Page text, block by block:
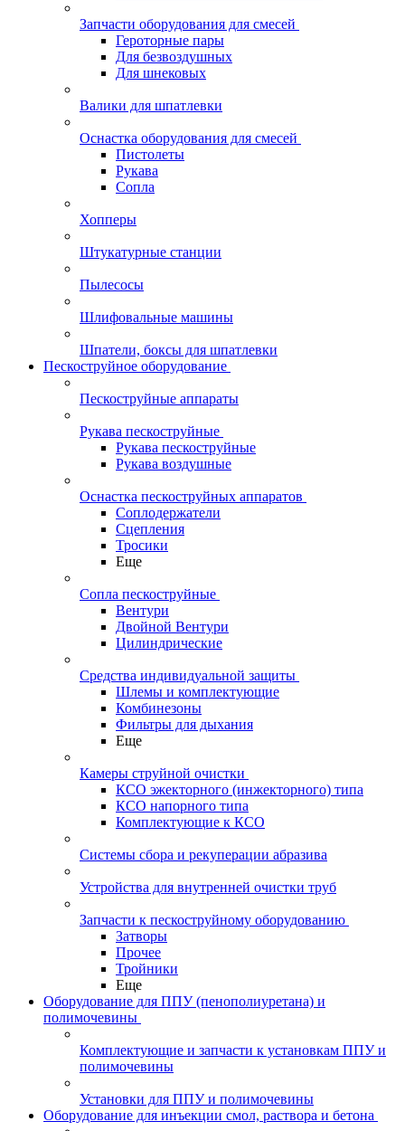
Запчасти оборудования для смесей
Героторные пары
Для безвоздушных
Для шнековых
Валики для шпатлевки
Оснастка оборудования для смесей
Пистолеты
Рукава
Сопла
Хопперы
Штукатурные станции
Пылесосы
Шлифовальные машины
Шпатели, боксы для шпатлевки
Пескоструйное оборудование
Пескоструйные аппараты
Рукава пескоструйные
Рукава пескоструйные
Рукава воздушные
Оснастка пескоструйных аппаратов
Соплодержатели
Сцепления
Тросики
Еще
Сопла пескоструйные
Вентури
Двойной Вентури
Цилиндрические
Средства индивидуальной защиты
Шлемы и комплектующие
Комбинезоны
Фильтры для дыхания
Еще
Камеры струйной очистки
КСО эжекторного (инжекторного) типа
КСО напорного типа
Комплектующие к КСО
Системы сбора и рекуперации абразива
Устройства для внутренней очистки труб
Запчасти к пескоструйному оборудованию
Затворы
Прочее
Тройники
Еще
Оборудование для ППУ (пенополиуретана) и
полимочевины
Комплектующие и запчасти к установкам ППУ и
полимочевины
Установки для ППУ и полимочевины
Оборудование для инъекции смол, раствора и бетона